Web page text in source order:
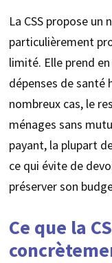
La CSS propose un
particulièrement
limité. Elle prend
dépenses de santé
nombreux cas, le
ménages sans
payant, la plupart
ce qui évite de
préserver son
Ce que la